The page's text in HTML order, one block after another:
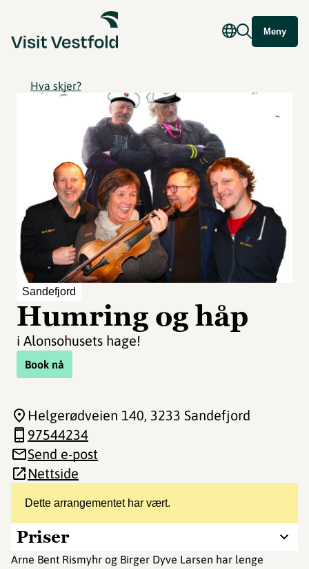
Meny
Hva skjer?
Sandefjord
Humring og håp
i Alonsohusets hage!
Book nå
Dette arrangementet har vært.
Priser
Arne Bent Rismyhr og Birger Dyve Larsen har lenge
Helgerødveien 140, 3233 Sandefjord
97544234
Send e-post
Nettside